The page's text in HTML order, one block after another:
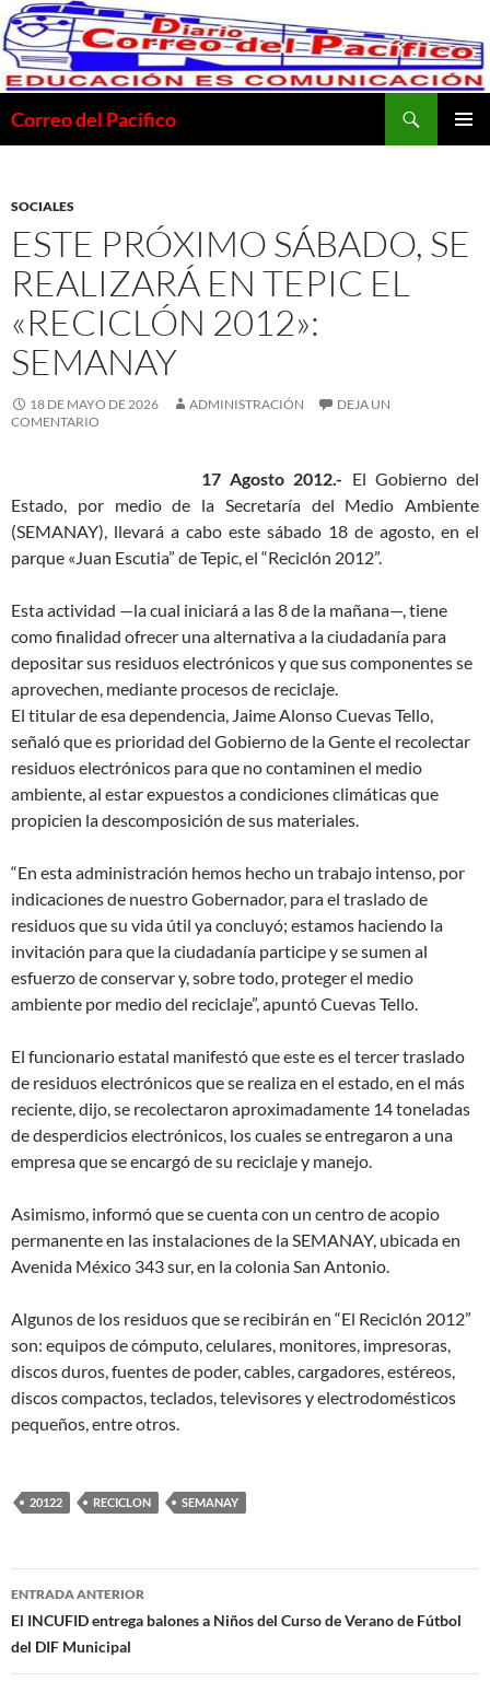
Saltar
al
contenido
Correo del Pacifico
SOCIALES
ESTE PRÓXIMO SÁBADO, SE
REALIZARÁ EN TEPIC EL
«RECICLÓN 2012»:
SEMANAY
18 DE MAYO DE 2026 ADMINISTRACIÓN
DEJA UN
COMENTARIO
17 Agosto 2012.- El Gobierno del
Estado, por medio de la Secretaría del Medio Ambiente
(SEMANAY), llevará a cabo este sábado 18 de agosto, en el
parque «Juan Escutia” de Tepic, el “Reciclón 2012”.
Esta actividad —la cual iniciará a las 8 de la mañana—, tiene
como finalidad ofrecer una alternativa a la ciudadanía para
depositar sus residuos electrónicos y que sus componentes se
aprovechen, mediante procesos de reciclaje.
El titular de esa dependencia, Jaime Alonso Cuevas Tello,
señaló que es prioridad del Gobierno de la Gente el recolectar
residuos electrónicos para que no contaminen el medio
ambiente, al estar expuestos a condiciones climáticas que
propicien la descomposición de sus materiales.
“En esta administración hemos hecho un trabajo intenso, por
indicaciones de nuestro Gobernador, para el traslado de
residuos que su vida útil ya concluyó; estamos haciendo la
invitación para que la ciudadanía participe y se sumen al
esfuerzo de conservar y, sobre todo, proteger el medio
ambiente por medio del reciclaje”, apuntó Cuevas Tello.
El funcionario estatal manifestó que este es el tercer traslado
de residuos electrónicos que se realiza en el estado, en el más
reciente, dijo, se recolectaron aproximadamente 14 toneladas
de desperdicios electrónicos, los cuales se entregaron a una
empresa que se encargó de su reciclaje y manejo.
Asimismo, informó que se cuenta con un centro de acopio
permanente en las instalaciones de la SEMANAY, ubicada en
Avenida México 343 sur, en la colonia San Antonio.
Algunos de los residuos que se recibirán en “El Reciclón 2012”
son: equipos de cómputo, celulares, monitores, impresoras,
discos duros, fuentes de poder, cables, cargadores, estéreos,
discos compactos, teclados, televisores y electrodomésticos
pequeños, entre otros.
20122 RECICLON SEMANAY
Navegación
de
entradas
ENTRADA ANTERIOR
El INCUFID entrega balones a Niños del Curso de Verano de Fútbol
del DIF Municipal